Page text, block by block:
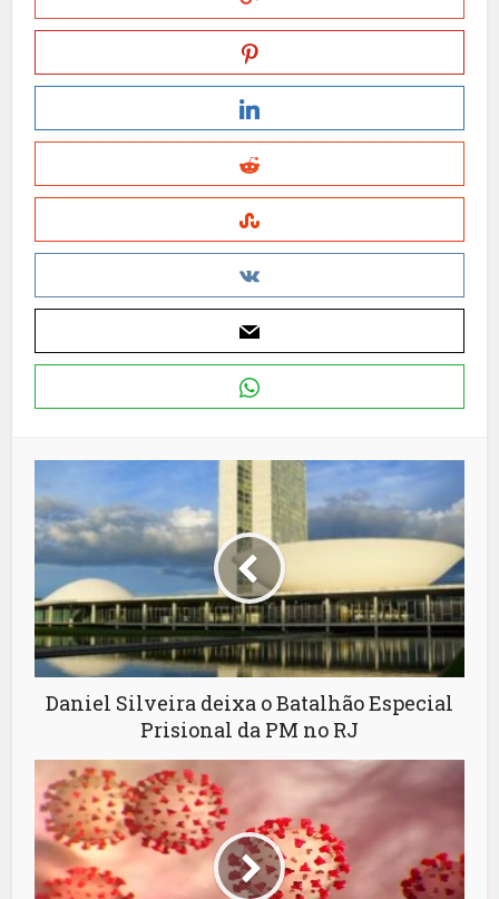
Daniel Silveira deixa o Batalhão Especial
Prisional da PM no RJ